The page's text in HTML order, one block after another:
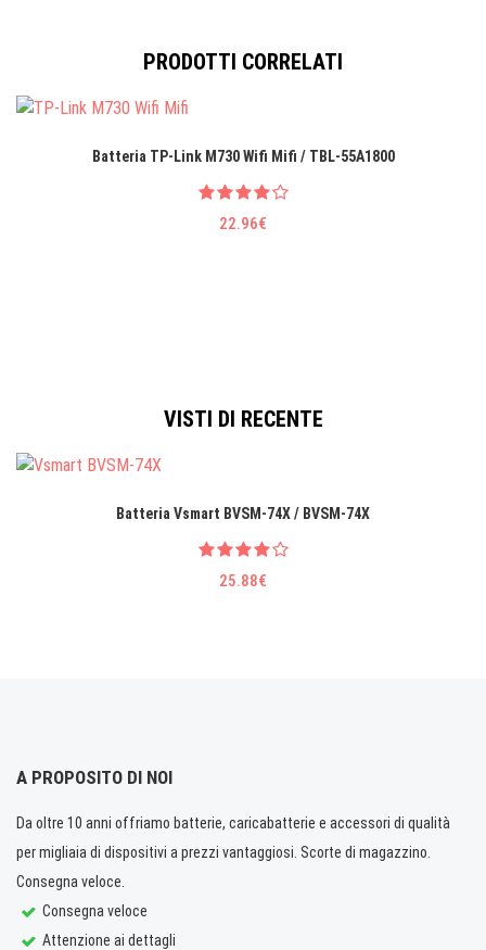
PRODOTTI CORRELATI
Batteria TP-Link M730 Wifi Mifi / TBL-55A1800
22.96€
VISTI DI RECENTE
Batteria Vsmart BVSM-74X / BVSM-74X
25.88€
A PROPOSITO DI NOI
Da oltre 10 anni offriamo batterie, caricabatterie e accessori di qualità
per migliaia di dispositivi a prezzi vantaggiosi. Scorte di magazzino.
Consegna veloce.
Consegna veloce
Attenzione ai dettagli